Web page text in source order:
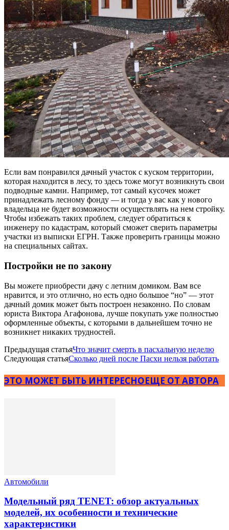
Если вам понравился дачный участок с куском территории,
которая находится в лесу, то здесь тоже могут возникнуть свои
подводные камни. Например, тот самый кусочек может
принадлежать лесному фонду — и тогда у вас как у нового
владельца не будет возможности осуществлять на нем стройку.
Чтобы избежать таких проблем, следует обратиться к
инженеру по кадастрам, который сможет сверить параметры
участки из выписки ЕГРН. Также проверить границы можно
на специальных сайтах.
Постройки не по закону
Вы можете приобрести дачу с летним домиком. Вам все
нравится, и это отлично, но есть одно большое “но” — этот
дачный домик может быть построен незаконно. По словам
юриста Виктора Агафонова, лучше покупать уже полностью
оформленные объекты, с которыми в дальнейшем точно не
возникнет никаких трудностей.
Предыдущая статьяЧто значит смерть в пасхальную неделю
Следующая статьяСколько дней после Пасхи нельзя работать
ЭТО МОЖЕТ БЫТЬ ИНТЕРЕСНОЕЩЕ ОТ АВТОРА
Автомобили
Модельный ряд TENET: обзор актуальных
моделей, их особенности и технические
характеристики